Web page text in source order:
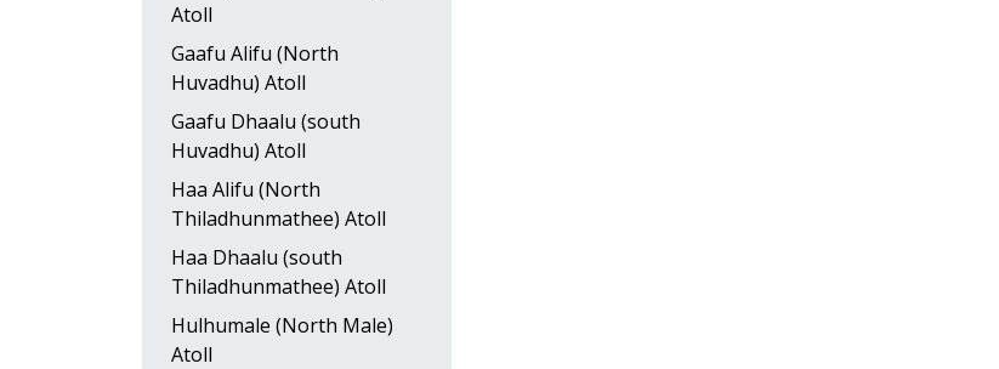
Atoll
Gaafu Alifu (North
Huvadhu) Atoll
Gaafu Dhaalu (south
Huvadhu) Atoll
Haa Alifu (North
Thiladhunmathee) Atoll
Haa Dhaalu (south
Thiladhunmathee) Atoll
Hulhumale (North Male)
Atoll